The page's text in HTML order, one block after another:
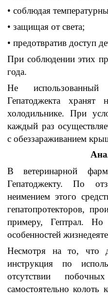
• соблюдая
• защищая от света;
• предотвратив доступ
При соблюдении этих
года.
Не
Гепатоджекта хранят
холодильнике.При
каждый раз
с обеззараживанием
В ветеринарной
Гепатоджекту.По
неимением этого
гепатопротекторов,
примеру, Гептрал. Но
особенностей
Несмотря на то, что
инструкция по
отсутствии
самостоятельно колоть